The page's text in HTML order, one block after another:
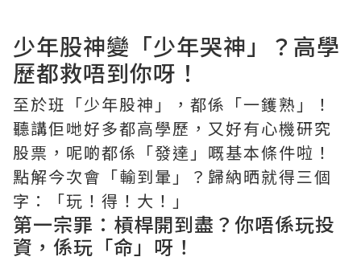
少年股神變「少年哭神」？高學
歷都救唔到你呀！
至於班「少年股神」，都係「一鑊熟」！
聽講佢哋好多都高學歷，又好有心機研究
股票，呢啲都係「發達」嘅基本條件啦！
點解今次會「輸到暈」？歸納晒就得三個
字：「玩！得！大！」
第一宗罪：槓桿開到盡？你唔係玩投
資，係玩「命」呀！